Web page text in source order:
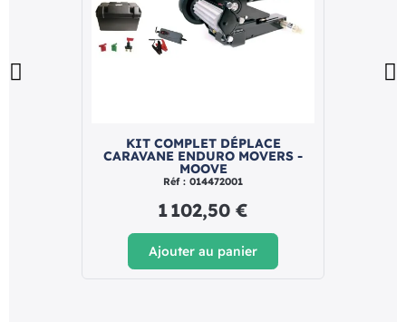
KIT COMPLET DÉPLACE
CARAVANE ENDURO MOVERS -
MOOVE
Réf : 014472001
1 102,50 €
Ajouter au panier